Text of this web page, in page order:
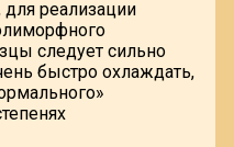
реализации
следует сильно
быстро охлаждать,